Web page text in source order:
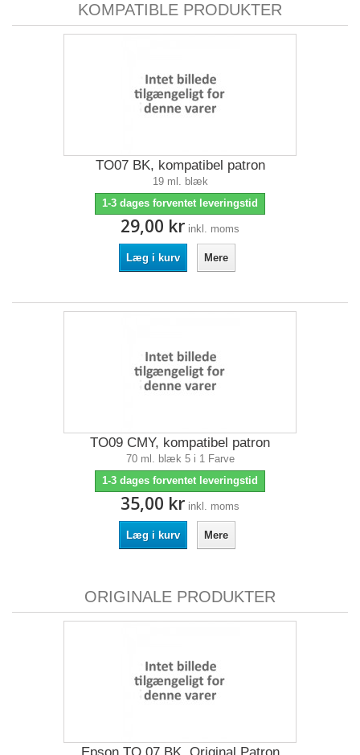
KOMPATIBLE PRODUKTER
TO07 BK, kompatibel patron
19 ml. blæk
1-3 dages forventet leveringstid
29,00 kr inkl. moms
Læg i kurv Mere
TO09 CMY, kompatibel patron
70 ml. blæk 5 i 1 Farve
1-3 dages forventet leveringstid
35,00 kr inkl. moms
Læg i kurv Mere
ORIGINALE PRODUKTER